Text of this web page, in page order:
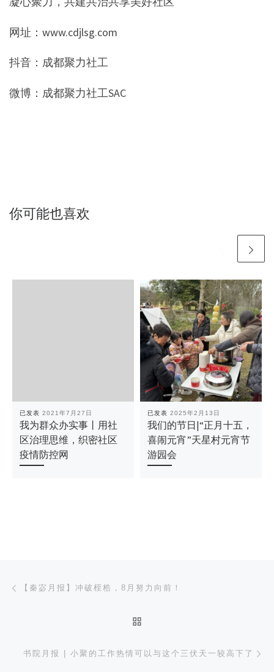
网址：www.cdjlsg.com
抖音：成都聚力社工
微博：成都聚力社工SAC
你可能也喜欢
已发表 2021年7月27日
我为群众办实事丨用社
区治理思维，织密社区
疫情防控网
已发表 2025年2月13日
我们的节日|“正月十五，
喜闹元宵”天星村元宵节
游园会
文章导航
【秦宓月报】冲破桎梏，8月努力向前！
书院月报 | 小聚的工作热情可以与这个三伏天一较高下了